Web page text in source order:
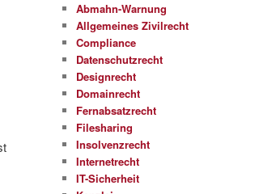
Abmahn-Warnung
Allgemeines Zivilrecht
Compliance
Datenschutzrecht
Designrecht
Domainrecht
Fernabsatzrecht
Filesharing
Insolvenzrecht
Internetrecht
IT-Sicherheit